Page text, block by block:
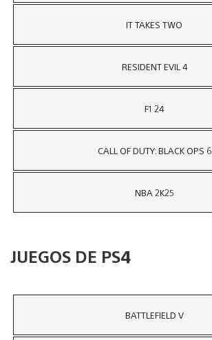
IT TAKES TWO
RESIDENT EVIL 4
F1 24
CALL OF DUTY: BLACK OPS 6
NBA 2K25
JUEGOS DE PS4
BATTLEFIELD V